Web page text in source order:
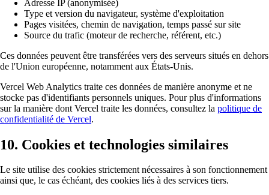
Adresse IP (anonymisée)
Type et version du navigateur, système d'exploitation
Pages visitées, chemin de navigation, temps passé sur site
Source du trafic (moteur de recherche, référent, etc.)
Ces données peuvent être transférées vers des serveurs situés en dehors
de l'Union européenne, notamment aux États-Unis.
Vercel Web Analytics traite ces données de manière anonyme et ne
stocke pas d'identifiants personnels uniques. Pour plus d'informations
sur la manière dont Vercel traite les données, consultez la politique de
confidentialité de Vercel.
10. Cookies et technologies similaires
Le site utilise des cookies strictement nécessaires à son fonctionnement
ainsi que, le cas échéant, des cookies liés à des services tiers.